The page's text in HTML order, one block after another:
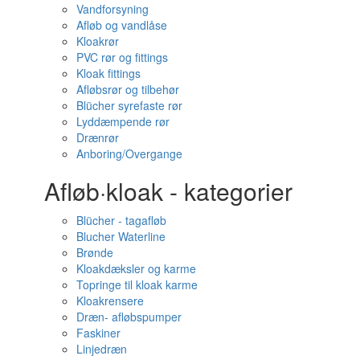
Vandforsyning
Afløb og vandlåse
Kloakrør
PVC rør og fittings
Kloak fittings
Afløbsrør og tilbehør
Blücher syrefaste rør
Lyddæmpende rør
Drænrør
Anboring/Overgange
Afløb·kloak - kategorier
Blücher - tagafløb
Blucher Waterline
Brønde
Kloakdæksler og karme
Topringe til kloak karme
Kloakrensere
Dræn- afløbspumper
Faskiner
Linjedræn